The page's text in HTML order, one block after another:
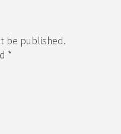
be published.
*